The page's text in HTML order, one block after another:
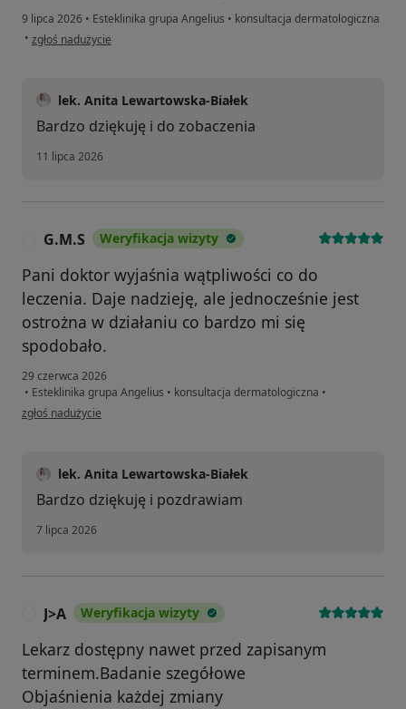
9 lipca 2026 • Esteklinika grupa Angelius • konsultacja dermatologiczna
• w opinii użytkownika GRZEGORZ
zgłoś nadużycie
lek. Anita Lewartowska-Białek
Bardzo dziękuję i do zobaczenia
11 lipca 2026
G.M.S Weryfikacja wizyty
Pani doktor wyjaśnia wątpliwości co do
leczenia. Daje nadzieję, ale jednocześnie jest
ostrożna w działaniu co bardzo mi się
spodobało.
29 czerwca 2026
• Esteklinika grupa Angelius • konsultacja dermatologiczna •
w opinii użytkownika G.M.S
zgłoś nadużycie
lek. Anita Lewartowska-Białek
Bardzo dziękuję i pozdrawiam
7 lipca 2026
J>A Weryfikacja wizyty
Lekarz dostępny nawet przed zapisanym
terminem.Badanie szegółowe
Objaśnienia każdej zmiany